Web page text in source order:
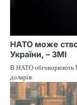
НАТО може
України, – ЗМІ
В НАТО обговорюють
доларів.